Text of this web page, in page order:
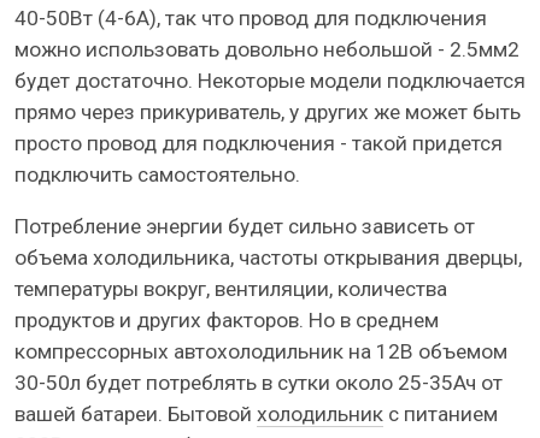
40-50Вт (4-6А), так что провод для подключения
можно использовать довольно небольшой - 2.5мм2
будет достаточно. Некоторые модели подключается
прямо через прикуриватель, у других же может быть
просто провод для подключения - такой придется
подключить самостоятельно.
Потребление энергии будет сильно зависеть от
объема холодильника, частоты открывания дверцы,
температуры вокруг, вентиляции, количества
продуктов и других факторов. Но в среднем
компрессорных автохолодильник на 12В объемом
30-50л будет потреблять в сутки около 25-35Ач от
вашей батареи. Бытовой холодильник с питанием